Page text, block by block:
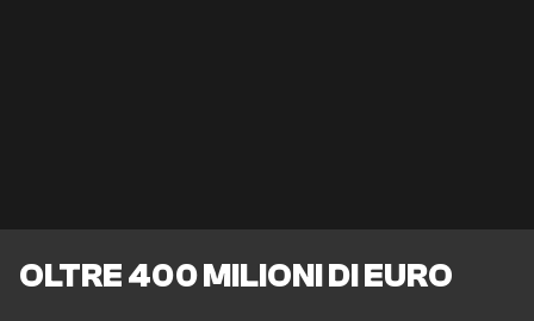
OLTRE 400 MILIONI DI EURO